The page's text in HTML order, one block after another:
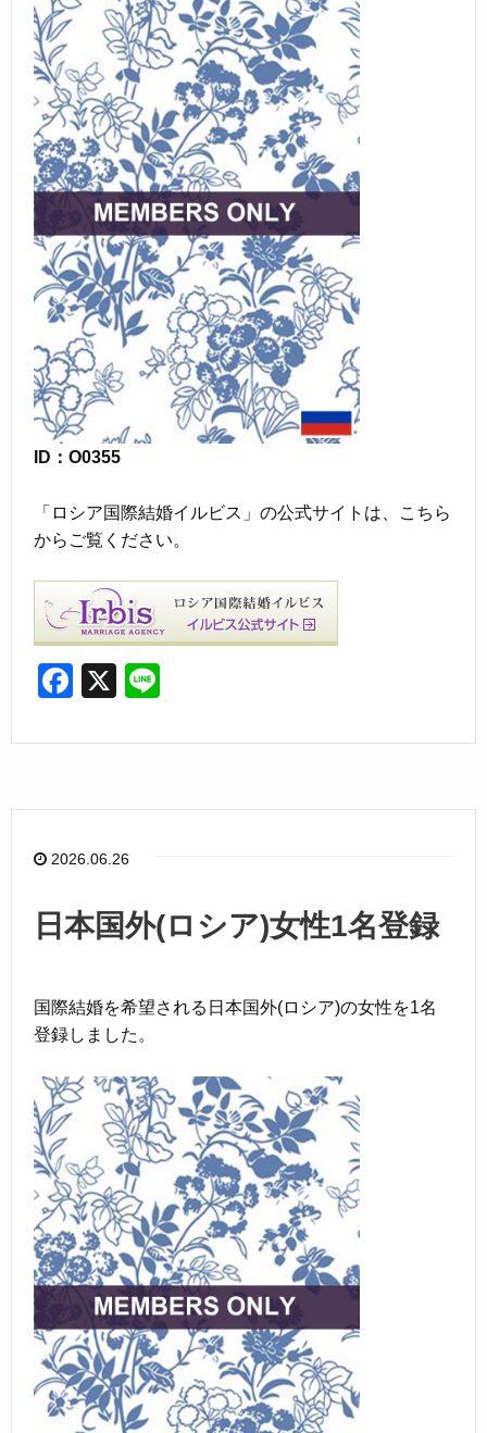
ID：O0355
「ロシア国際結婚イルビス」の公式サイトは、こちら
からご覧ください。
F
c
b
o
k
X
e
2026.06.26
日本国外(ロシア)女性1名登録
国際結婚を希望される日本国外(ロシア)の女性を1名
登録しました。